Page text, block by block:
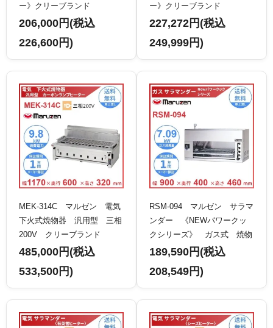
ー》クリーブランド
206,000円(税込
226,600円)
ー》クリーブランド
227,272円(税込
249,999円)
MEK-314C マルゼン 電気
下火式焼物器 汎用型 三相
200V クリーブランド
485,000円(税込
533,500円)
RSM-094 マルゼン サラマ
ンダー 《NEWパワークッ
クシリーズ》 ガス式 焼物
器 クリーブランド
189,590円(税込
208,549円)